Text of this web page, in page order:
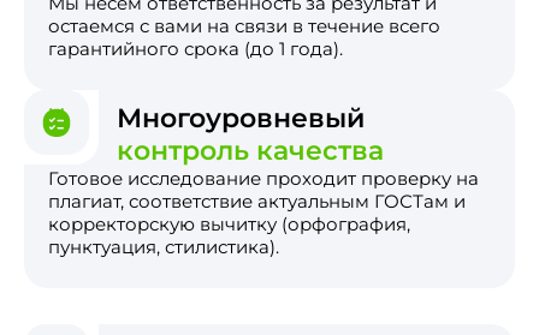
остаемся с вами на связи в течение всего
гарантийного срока (до 1 года).
Многоуровневый
контроль качества
Готовое исследование проходит проверку на
плагиат, соответствие актуальным ГОСТам и
корректорскую вычитку (орфография,
пунктуация, стилистика).